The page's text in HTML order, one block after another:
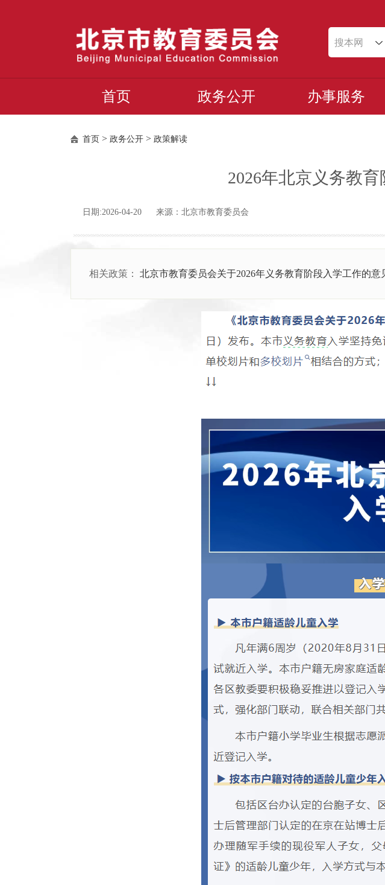
搜本网
首页 政务公开 办事服务
首页 > 政务公开 > 政策解读
2026年北京义务教育
日期:2026-04-20 来源：北京市教育委员会
相关政策： 北京市教育委员会关于2026年义务教育阶段入学工作的意